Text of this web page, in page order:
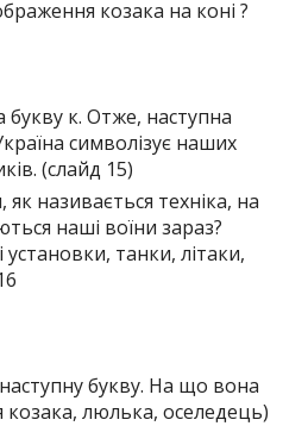
козака на коні ?
к. Отже, наступна
символізує наших
(слайд 15)
як називається техніка, на
наші воїни зараз?
установки, танки, літаки,
букву. На що вона
козака, люлька, оселедець)